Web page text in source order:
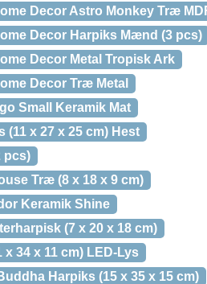
Decor Astro Monkey Træ
Decor Harpiks Mænd (3 pcs)
Decor Metal Tropisk Ark
Decor Træ Metal
Small Keramik Mat
(11 x 27 x 25 cm) Hest
pcs)
Træ (8 x 18 x 9 cm)
Keramik Shine
(7 x 20 x 18 cm)
34 x 11 cm) LED-Lys
Harpiks (15 x 35 x 15 cm)